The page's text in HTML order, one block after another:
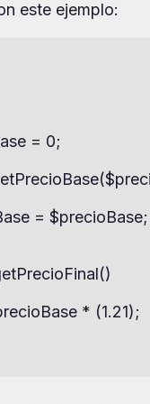
este ejemplo:
= 0;
= $precioBase;
* (1.21);